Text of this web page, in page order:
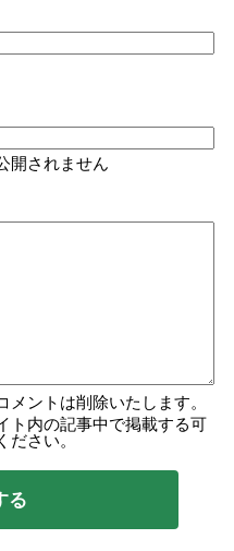
開されません
ントは削除いたします。
ト内の記事中で掲載する可
さい。